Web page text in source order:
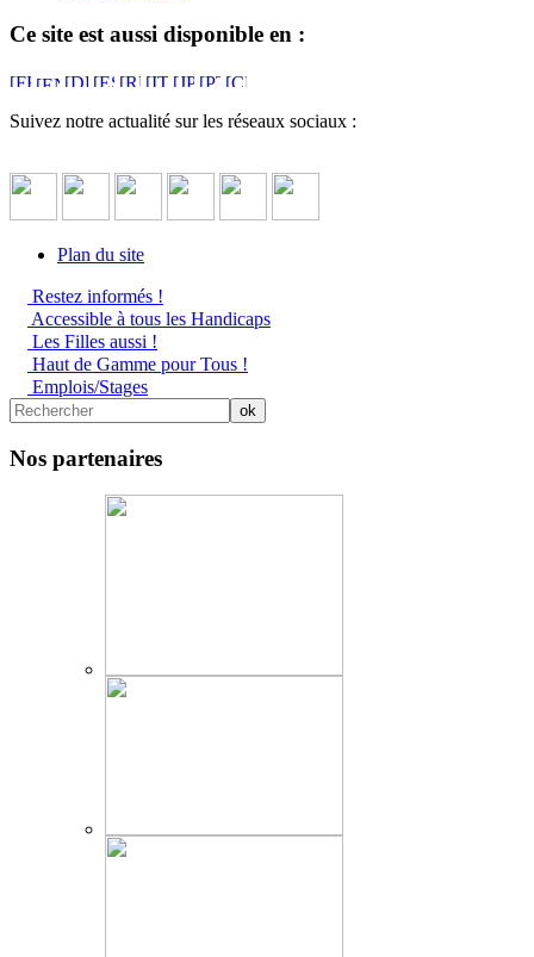
Ce site est aussi disponible en :
Suivez notre actualité sur les réseaux sociaux :
Plan du site
Restez informés !
Accessible à tous les Handicaps
Les Filles aussi !
Haut de Gamme pour Tous !
Emplois/Stages
Nos partenaires